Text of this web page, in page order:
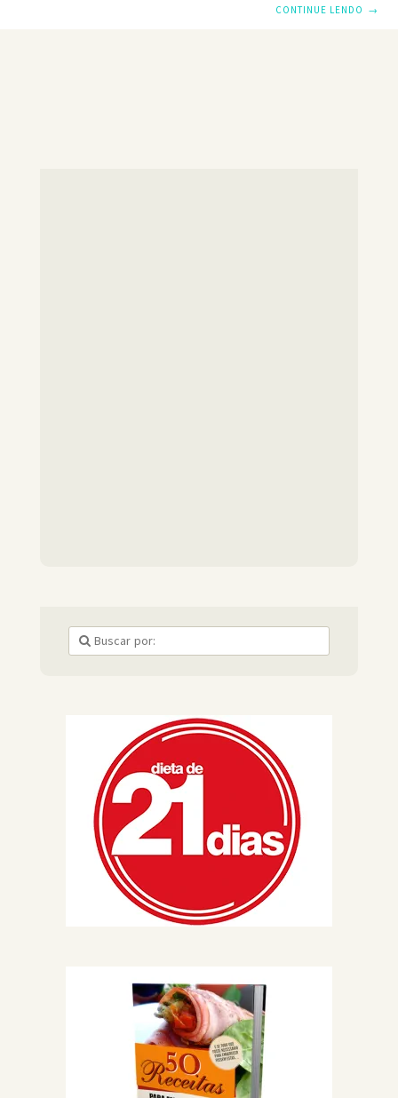
os triglicerídeos bem rápido, mas você tem que encarar
CONTINUE LENDO →